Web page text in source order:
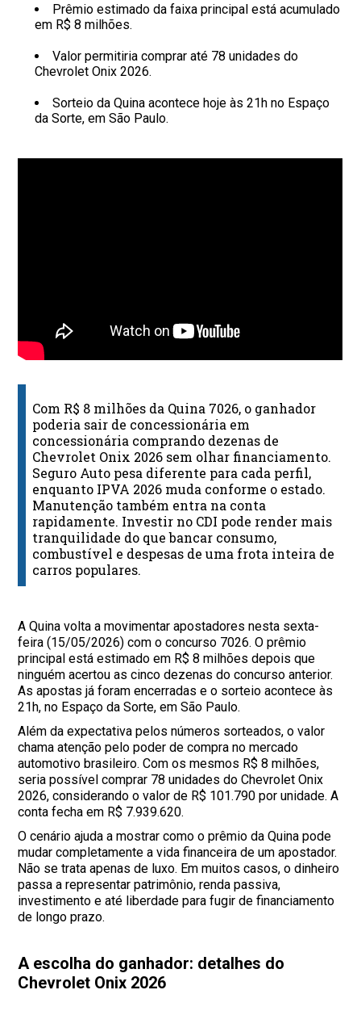
Prêmio estimado da faixa principal está acumulado
em R$ 8 milhões.
Valor permitiria comprar até 78 unidades do
Chevrolet Onix 2026.
Sorteio da Quina acontece hoje às 21h no Espaço
da Sorte, em São Paulo.
Com R$ 8 milhões da Quina 7026, o ganhador
poderia sair de concessionária em
concessionária comprando dezenas de
Chevrolet Onix 2026 sem olhar financiamento.
Seguro Auto pesa diferente para cada perfil,
enquanto IPVA 2026 muda conforme o estado.
Manutenção também entra na conta
rapidamente. Investir no CDI pode render mais
tranquilidade do que bancar consumo,
combustível e despesas de uma frota inteira de
carros populares.
A Quina volta a movimentar apostadores nesta sexta-
feira (15/05/2026) com o concurso 7026. O prêmio
principal está estimado em R$ 8 milhões depois que
ninguém acertou as cinco dezenas do concurso anterior.
As apostas já foram encerradas e o sorteio acontece às
21h, no Espaço da Sorte, em São Paulo.
Além da expectativa pelos números sorteados, o valor
chama atenção pelo poder de compra no mercado
automotivo brasileiro. Com os mesmos R$ 8 milhões,
seria possível comprar 78 unidades do Chevrolet Onix
2026, considerando o valor de R$ 101.790 por unidade. A
conta fecha em R$ 7.939.620.
O cenário ajuda a mostrar como o prêmio da Quina pode
mudar completamente a vida financeira de um apostador.
Não se trata apenas de luxo. Em muitos casos, o dinheiro
passa a representar patrimônio, renda passiva,
investimento e até liberdade para fugir de financiamento
de longo prazo.
A escolha do ganhador: detalhes do
Chevrolet Onix 2026